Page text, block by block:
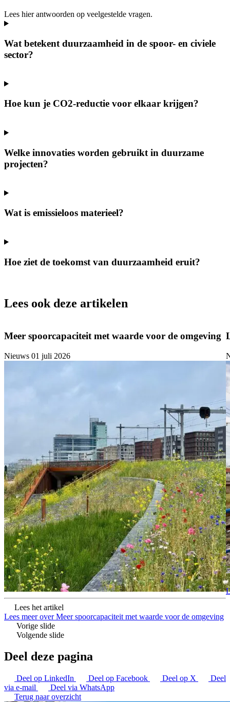
Lees hier antwoorden op veelgestelde vragen.
Wat betekent duurzaamheid in de spoor- en civiele
sector?
Hoe kun je CO2-reductie voor elkaar krijgen?
Welke innovaties worden gebruikt in duurzame
projecten?
Wat is emissieloos materieel?
Hoe ziet de toekomst van duurzaamheid eruit?
Lees ook deze artikelen
Meer spoorcapaciteit met waarde voor de omgeving
Nieuws 01 juli 2026
Lees het artikel
Lees meer over Meer spoorcapaciteit met waarde voor de omgeving
Vorige slide
Volgende slide
Deel deze pagina
Deel op LinkedIn Deel op Facebook Deel op X
Deel
via e-mail
Deel via WhatsApp
Terug naar overzicht